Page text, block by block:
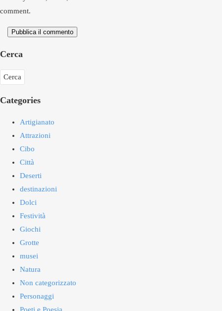
comment.
Pubblica il commento
Cerca
Categories
Artigianato
Attrazioni
Cibo
Città
Deserti
destinazioni
Dolci
Festività
Giochi
Grotte
musei
Natura
Non categorizzato
Personaggi